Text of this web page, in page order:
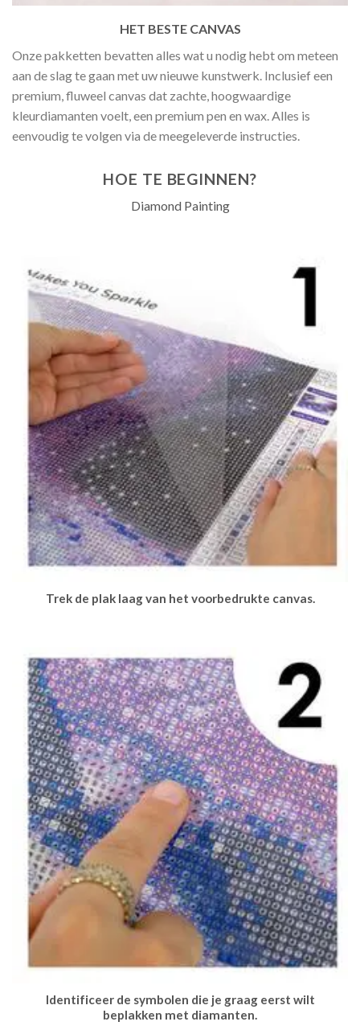
HET BESTE CANVAS
Onze pakketten bevatten alles wat u nodig hebt om meteen
aan de slag te gaan met uw nieuwe kunstwerk. Inclusief een
premium, fluweel canvas dat zachte, hoogwaardige
kleurdiamanten voelt, een premium pen en wax. Alles is
eenvoudig te volgen via de meegeleverde instructies.
HOE TE BEGINNEN?
Diamond Painting
Trek de plak laag van het voorbedrukte canvas.
Identificeer de symbolen die je graag eerst wilt
beplakken met diamanten.